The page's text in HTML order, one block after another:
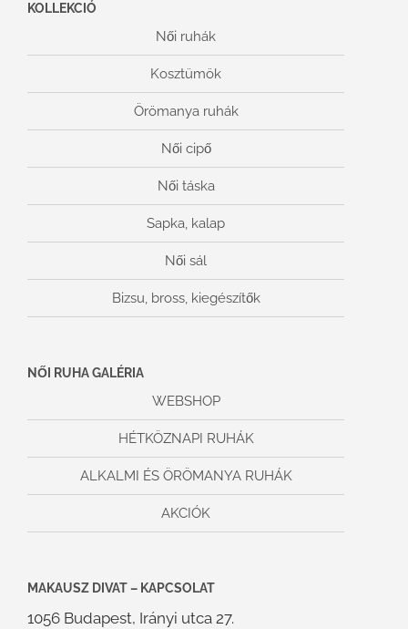
KOLLEKCIÓ
Női ruhák
Kosztümök
Örömanya ruhák
Női cipő
Női táska
Sapka, kalap
Női sál
Bizsu, bross, kiegészítők
NŐI RUHA GALÉRIA
WEBSHOP
HÉTKÖZNAPI RUHÁK
ALKALMI ÉS ÖRÖMANYA RUHÁK
AKCIÓK
MAKAUSZ DIVAT – KAPCSOLAT
1056 Budapest, Irányi utca 27.